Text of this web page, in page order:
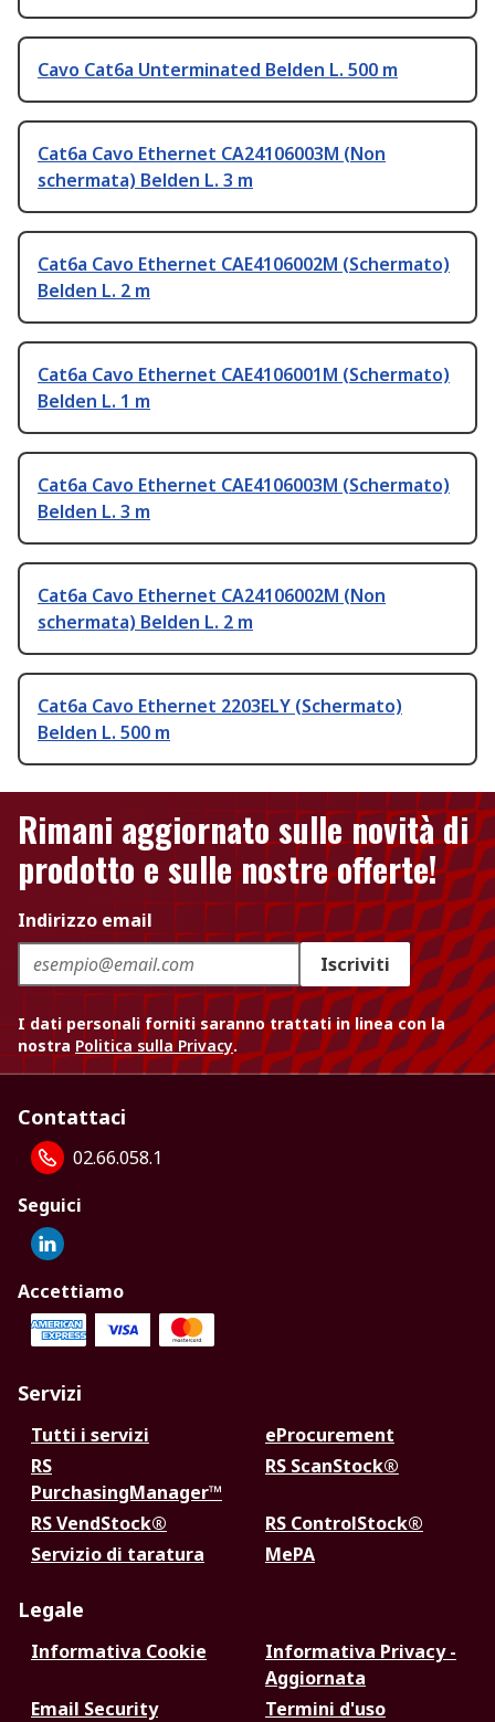
Cavo Cat6a Unterminated Belden L. 500 m
Cat6a Cavo Ethernet CA24106003M (Non
schermata) Belden L. 3 m
Cat6a Cavo Ethernet CAE4106002M (Schermato)
Belden L. 2 m
Cat6a Cavo Ethernet CAE4106001M (Schermato)
Belden L. 1 m
Cat6a Cavo Ethernet CAE4106003M (Schermato)
Belden L. 3 m
Cat6a Cavo Ethernet CA24106002M (Non
schermata) Belden L. 2 m
Cat6a Cavo Ethernet 2203ELY (Schermato)
Belden L. 500 m
Rimani aggiornato sulle novità di
prodotto e sulle nostre offerte!
Indirizzo email
Iscriviti
I dati personali forniti saranno trattati in linea con la
nostra Politica sulla Privacy.
Contattaci
02.66.058.1
Seguici
Accettiamo
Servizi
Tutti i servizi
eProcurement
RS
PurchasingManager™
RS ScanStock®
RS VendStock®
RS ControlStock®
Servizio di taratura
MePA
Legale
Informativa Cookie
Informativa Privacy -
Aggiornata
Email Security
Termini d'uso